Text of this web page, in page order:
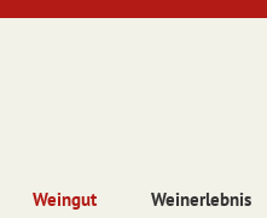
Weingut Weinerlebnis